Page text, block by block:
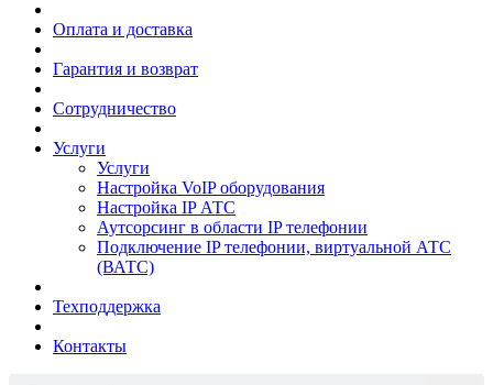
Оплата и доставка
Гарантия и возврат
Сотрудничество
Услуги
Услуги
Настройка VoIP оборудования
Настройка IP АТС
Аутсорсинг в области IP телефонии
Подключение IP телефонии, виртуальной АТС
(ВАТС)
Техподдержка
Контакты